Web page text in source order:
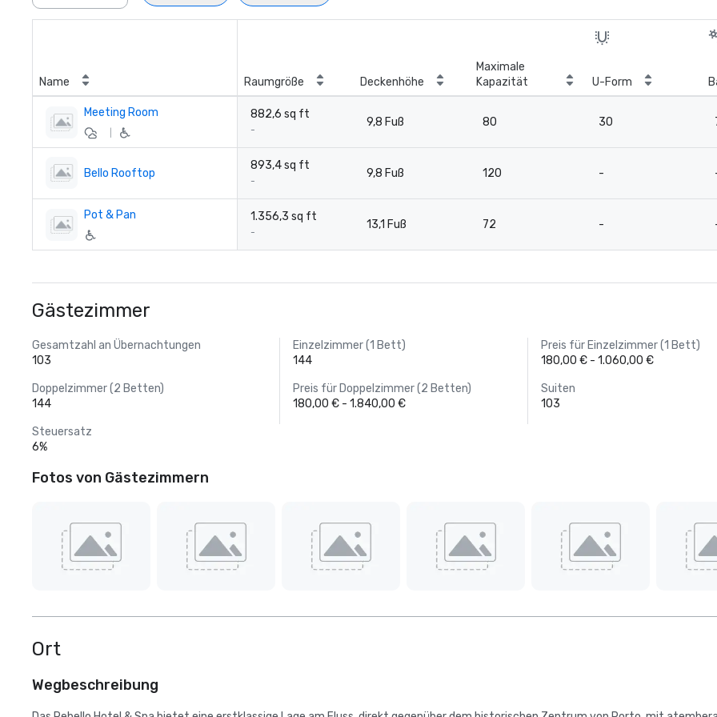
Name Raumgröße Deckenhöhe
Maximale
Kapazität
U-Form
Meeting Room 882,6 sq ft
-
9,8 Fuß 80 30
Bello Rooftop
893,4 sq ft
-
9,8 Fuß 120 -
Pot & Pan 1.356,3 sq ft
-
13,1 Fuß 72 -
Gästezimmer
Gesamtzahl an Übernachtungen
103
Einzelzimmer (1 Bett)
144
Preis für Einzelzimmer (1 Bett)
180,00 € - 1.060,00 €
Doppelzimmer (2 Betten)
144
Preis für Doppelzimmer (2 Betten)
180,00 € - 1.840,00 €
Suiten
103
Steuersatz
6%
Fotos von Gästezimmern
Ort
Wegbeschreibung